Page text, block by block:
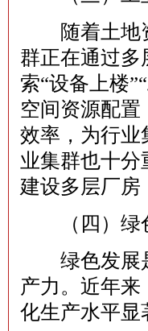
随着土地资
群正在通过多
索“设备上楼
空间资源配
效率，为行业
业集群也十分
建设多层厂房
（四）绿
绿色发展是
产力。近年
化生产水平显